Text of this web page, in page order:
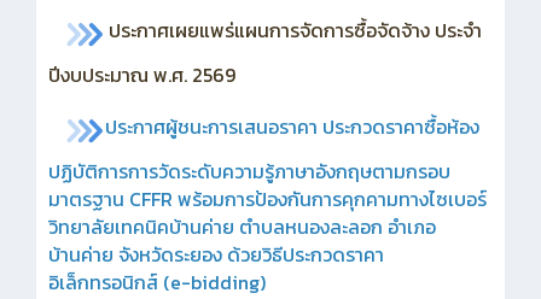
ประกาศเผยแพร่แผนการจัดการซื้อจัดจ้าง ประจำ
ปีงบประมาณ พ.ศ. 2569
ประกาศผู้ชนะการเสนอราคา ประกวดราคาซื้อห้อง
ปฏิบัติการการวัดระดับความรู้ภาษาอังกฤษตามกรอบ
มาตรฐาน CFFR พร้อมการป้องกันการคุกคามทางไซเบอร์
วิทยาลัยเทคนิคบ้านค่าย ตำบลหนองละลอก อำเภอ
บ้านค่าย จังหวัดระยอง ด้วยวิธีประกวดราคา
อิเล็กทรอนิกส์ (e-bidding)